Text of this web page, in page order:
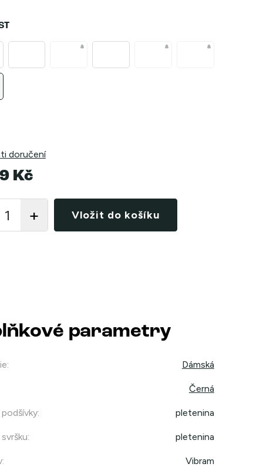
doručení
Kč
Vložit do košíku
parametry
: Dámská
Černá
: pletenina
: pletenina
: Vibram